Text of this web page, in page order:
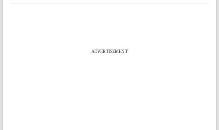
ADVERTISEMENT